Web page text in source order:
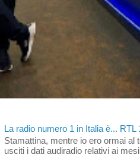
La radio numero 1 in Italia è... RTL
Stamattina, mentre io ero ormai al
usciti i dati audiradio relativi ai